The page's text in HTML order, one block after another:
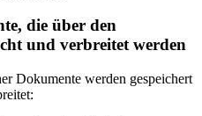
die über den
und verbreitet werden
Dokumente werden gespeichert